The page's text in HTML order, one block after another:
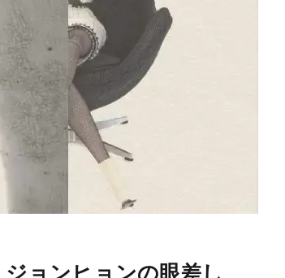
ョンヒョンの眼差し